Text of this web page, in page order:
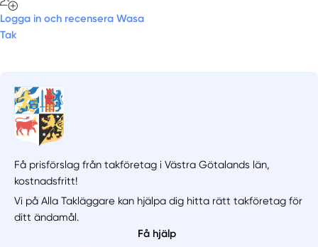
Logga in och recensera Wasa
Tak
Få prisförslag från takföretag i Västra Götalands län,
kostnadsfritt!
Vi på Alla Takläggare kan hjälpa dig hitta rätt takföretag för
ditt ändamål.
Få hjälp